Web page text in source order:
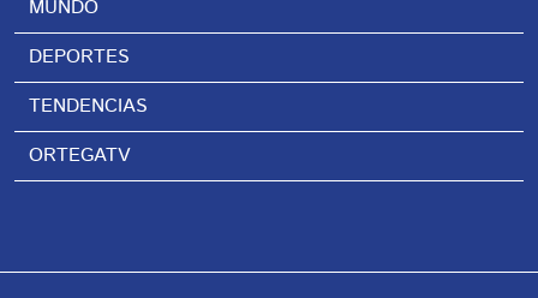
MUNDO
DEPORTES
TENDENCIAS
ORTEGATV